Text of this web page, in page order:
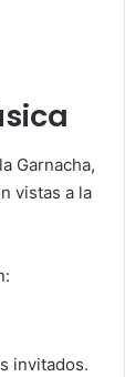
Garnacha,
vistas a la
invitados.